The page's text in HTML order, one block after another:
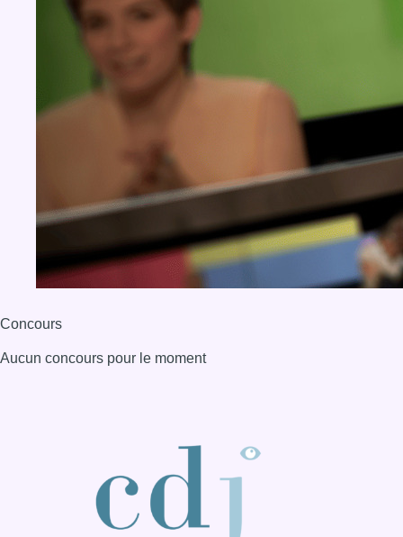
Concours
Aucun concours pour le moment